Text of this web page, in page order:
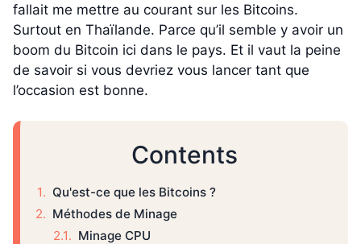
fallait me mettre au courant sur les Bitcoins.
Surtout en Thaïlande. Parce qu’il semble y avoir un
boom du Bitcoin ici dans le pays. Et il vaut la peine
de savoir si vous devriez vous lancer tant que
l’occasion est bonne.
Contents
Qu'est-ce que les Bitcoins ?
Méthodes de Minage
Minage CPU